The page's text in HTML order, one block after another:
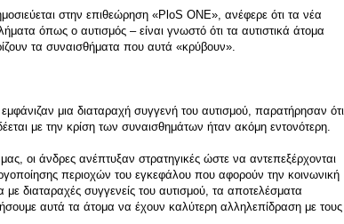
στην επιθεώρηση «PloS ONE», ανέφερε ότι τα νέα
όπως ο αυτισμός – είναι γνωστό ότι τα αυτιστικά άτομα
τα συναισθήματα που αυτά «κρύβουν».
μια διαταραχή συγγενή του αυτισμού, παρατήρησαν ότι
με την κρίση των συναισθημάτων ήταν ακόμη εντονότερη.
οι άνδρες ανέπτυξαν στρατηγικές ώστε να αντεπεξέρχονται
περιοχών του εγκεφάλου που αφορούν την κοινωνική
διαταραχές συγγενείς του αυτισμού, τα αποτελέσματα
αυτά τα άτομα να έχουν καλύτερη αλληλεπίδραση με τους